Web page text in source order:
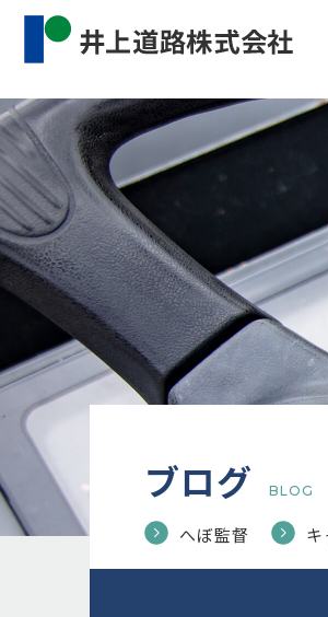
Warning: Undefined property:
content/themes/
ブログ BLOG
へぼ監督 キ